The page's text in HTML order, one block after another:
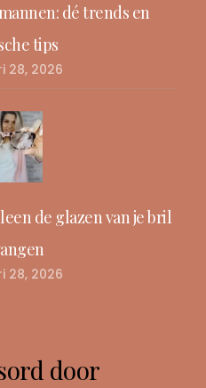
dé trends en
tips
28, 2026
de glazen van je bril
28, 2026
door